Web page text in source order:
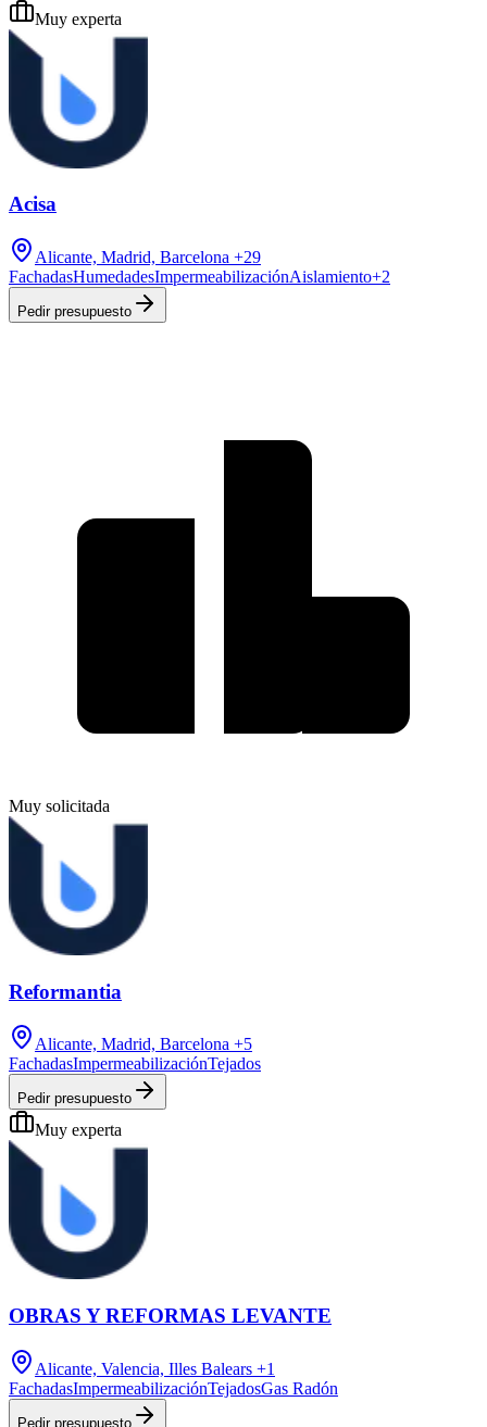
Muy experta
Acisa
Alicante, Madrid, Barcelona +29
FachadasHumedadesImpermeabilizaciónAislamiento+2
Pedir presupuesto
Muy solicitada
Reformantia
Alicante, Madrid, Barcelona +5
FachadasImpermeabilizaciónTejados
Pedir presupuesto
Muy experta
OBRAS Y REFORMAS LEVANTE
Alicante, Valencia, Illes Balears +1
FachadasImpermeabilizaciónTejadosGas Radón
Pedir presupuesto